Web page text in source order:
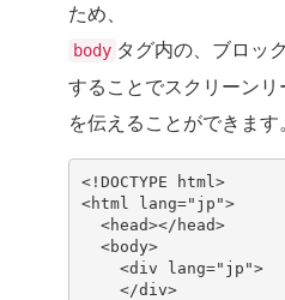
ため、
body タグ内の、ブロッ
することでスクリーン
を伝えることができます。
<!DOCTYPE html>
<html lang="jp">
<head></ head>
<body>
<div lang="jp">
</div>